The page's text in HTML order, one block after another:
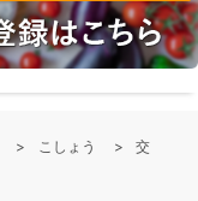
こしょう
交